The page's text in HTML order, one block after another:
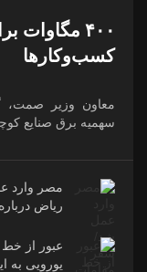
۴۰۰
کسب‌وکار‌ها
سهمیه برق صنایع
مصر وارد
ریاض
عبور از
یورویی به